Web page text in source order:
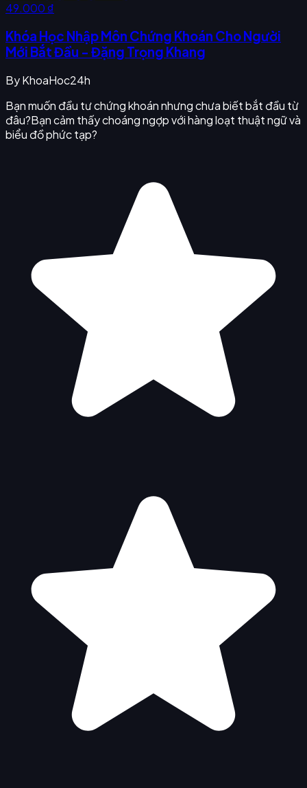
49.000 ₫
Khóa Học Nhập Môn Chứng Khoán Cho Người
Mới Bắt Đầu - Đặng Trọng Khang
ByKhoaHoc24h
Bạn muốn đầu tư chứng khoán nhưng chưa biết bắt đầu từ
đâu?Bạn cảm thấy choáng ngợp với hàng loạt thuật ngữ và
biểu đồ phức tạp?